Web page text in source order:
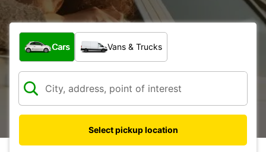
What type of vehicle?
Cars Vans & Trucks
Select pickup location